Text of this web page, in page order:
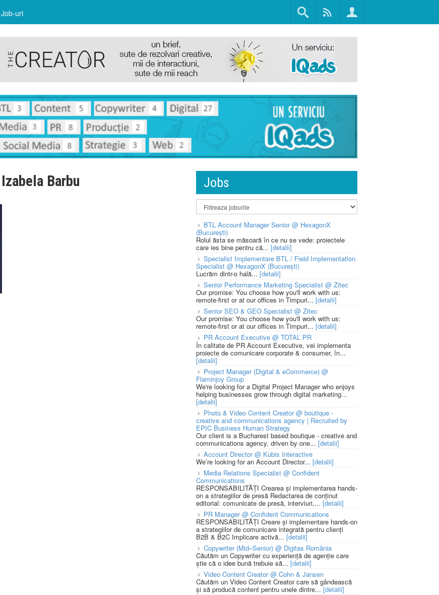
Job-uri
Izabela Barbu Jobs
BTL Account Manager Senior @ HexagonX
(București)
Rolul ăsta se măsoară în ce nu se vede: proiectele
care ies bine pentru că... [detalii]
Specialist Implementare BTL / Field Implementation
Specialist @ HexagonX (București)
Lucrăm dintr-o hală... [detalii]
Senior Performance Marketing Specialist @ Zitec
Our promise: You choose how you'll work with us:
remote-first or at our offices in Timpuri... [detalii]
Senior SEO & GEO Specialist @ Zitec
Our promise: You choose how you'll work with us:
remote-first or at our offices in Timpuri... [detalii]
PR Account Executive @ TOTAL PR
În calitate de PR Account Executive, vei implementa
proiecte de comunicare corporate & consumer, în...
[detalii]
Project Manager (Digital & eCommerce) @
Flaminjoy Group
We're looking for a Digital Project Manager who enjoys
helping businesses grow through digital marketing...
[detalii]
Photo & Video Content Creator @ boutique -
creative and communications agency | Recruited by
EPIC Business Human Strategy
Our client is a Bucharest based boutique - creative and
communications agency, driven by one... [detalii]
Account Director @ Kubis Interactive
We’re looking for an Account Director... [detalii]
Media Relations Specialist @ Confident
Communications
RESPONSABILITĂȚI Crearea și implementarea hands-
on a strategiilor de presă Redactarea de conținut
editorial: comunicate de presă, interviuri,... [detalii]
PR Manager @ Confident Communications
RESPONSABILITĂȚI Creare și implementare hands-on
a strategiilor de comunicare integrată pentru clienți
B2B & B2C Implicare activă... [detalii]
Copywriter (Mid–Senior) @ Digitas România
Căutăm un Copywriter cu experiență de agenție care
știe că o idee bună trebuie să... [detalii]
Video Content Creator @ Cohn & Jansen
Căutăm un Video Content Creator care să gândească
și să producă content pentru unele dintre... [detalii]